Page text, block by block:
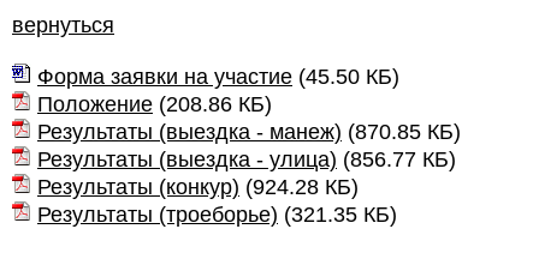
вернуться
Форма заявки на участие (45.50 КБ)
Положение (208.86 КБ)
Результаты (выездка - манеж) (870.85 КБ)
Результаты (выездка - улица) (856.77 КБ)
Результаты (конкур) (924.28 КБ)
Результаты (троеборье) (321.35 КБ)